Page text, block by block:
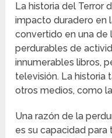
La historia del Terror
impacto duradero en
convertido en una de
perdurables de
innumerables libros,
televisión. La historia
otros medios, como
Una razón de la
es su capacidad